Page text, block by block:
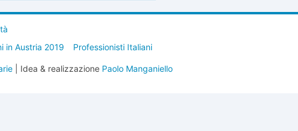
in Austria 2019 Professionisti Italiani
| Idea & realizzazione Paolo Manganiello